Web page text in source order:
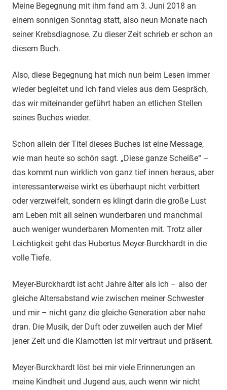
Meine Begegnung mit ihm fand am 3. Juni 2018 an
einem sonnigen Sonntag statt, also neun Monate nach
seiner Krebsdiagnose. Zu dieser Zeit schrieb er schon an
diesem Buch.
Also, diese Begegnung hat mich nun beim Lesen immer
wieder begleitet und ich fand vieles aus dem Gespräch,
das wir miteinander geführt haben an etlichen Stellen
seines Buches wieder.
Schon allein der Titel dieses Buches ist eine Message,
wie man heute so schön sagt. „Diese ganze Scheiße“ –
das kommt nun wirklich von ganz tief innen heraus, aber
interessanterweise wirkt es überhaupt nicht verbittert
oder verzweifelt, sondern es klingt darin die große Lust
am Leben mit all seinen wunderbaren und manchmal
auch weniger wunderbaren Momenten mit. Trotz aller
Leichtigkeit geht das Hubertus Meyer-Burckhardt in die
volle Tiefe.
Meyer-Burckhardt ist acht Jahre älter als ich – also der
gleiche Altersabstand wie zwischen meiner Schwester
und mir – nicht ganz die gleiche Generation aber nahe
dran. Die Musik, der Duft oder zuweilen auch der Mief
jener Zeit und die Klamotten ist mir vertraut und präsent.
Meyer-Burckhardt löst bei mir viele Erinnerungen an
meine Kindheit und Jugend aus, auch wenn wir nicht